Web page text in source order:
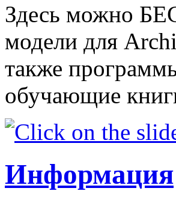
Здесь можно
модели для
также
обучающие
Информация